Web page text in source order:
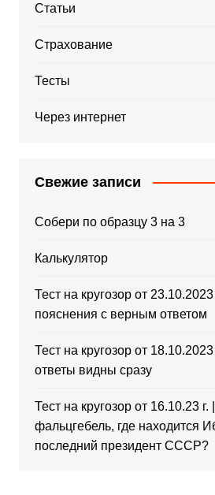
Статьи
Страхование
Тесты
Через интернет
Свежие записи
Собери по образцу 3 на 3
Калькулятор
Тест на кругозор от
пояснения с верным ответом
Тест на кругозор от
ответы видны сразу
Тест на кругозор от 16.10.23 г.
фальцгебель, где находится
последний президент СССР?